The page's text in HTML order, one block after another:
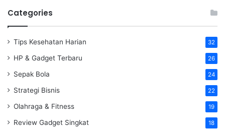
Categories
Tips Kesehatan Harian 32
HP & Gadget Terbaru 26
Sepak Bola 24
Strategi Bisnis 22
Olahraga & Fitness 19
Review Gadget Singkat 18